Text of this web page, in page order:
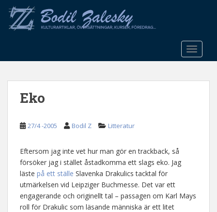
o
Eko
27/4 -2005 Bodil Z Litteratur
Eftersom jag inte vet hur man gör en trackback, så
försöker jag i stället åstadkomma ett slags eko. Jag
läste på ett ställe Slavenka Drakulics tacktal för
utmärkelsen vid Leipziger Buchmesse. Det var ett
engagerande och originellt tal – passagen om Karl Mays
roll för Drakulic som läsande människa är ett litet